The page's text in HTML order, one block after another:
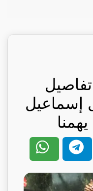
إسماعيل